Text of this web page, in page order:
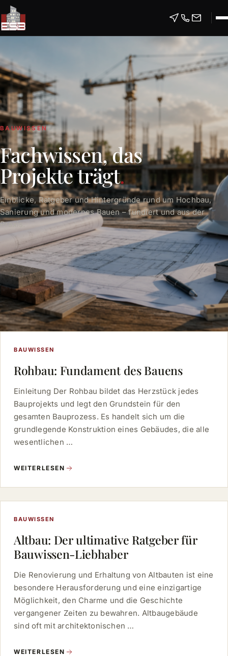
BAUWISSEN
Fachwissen, das
Projekte trägt.
Einblicke, Ratgeber und Hintergründe rund um Hochbau,
Sanierung und modernes Bauen – fundiert und aus der
Praxis.
BAUWISSEN
Rohbau: Fundament des Bauens
Einleitung Der Rohbau bildet das Herzstück jedes
Bauprojekts und legt den Grundstein für den
gesamten Bauprozess. Es handelt sich um die
grundlegende Konstruktion eines Gebäudes, die alle
wesentlichen …
WEITERLESEN
BAUWISSEN
Altbau: Der ultimative Ratgeber für
Bauwissen-Liebhaber
Die Renovierung und Erhaltung von Altbauten ist eine
besondere Herausforderung und eine einzigartige
Möglichkeit, den Charme und die Geschichte
vergangener Zeiten zu bewahren. Altbaugebäude
sind oft mit architektonischen …
WEITERLESEN